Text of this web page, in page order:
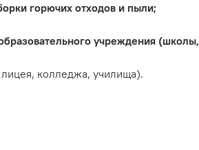
горючих отходов и пыли;
учреждения (школы,
колледжа, училища).